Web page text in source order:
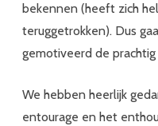
bekennen (heeft zich
teruggetrokken). Dus
gemotiveerd de
We hebben heerlijk
entourage en het